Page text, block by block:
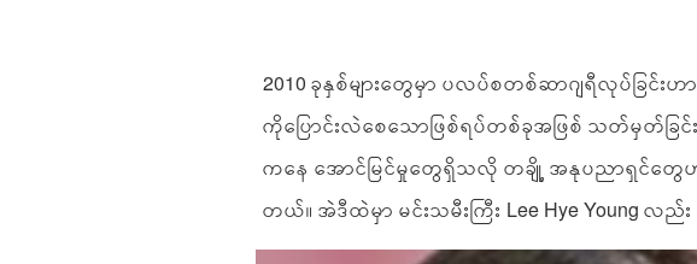
2010 ခုနှစ်များတွေမှာ ပလပ်စတစ်ဆာဂျရီလုပ်ခြ
ကိုပြောင်းလဲစေသောဖြစ်ရပ်တစ်ခုအဖြစ် သတ်မှတ်ခြင်
ကနေ အောင်မြင်မှုတွေရှိသလို တချို့ အနုပညာရှင်တွေ
တယ်။ အဲဒီထဲမှာ မင်းသမီးကြီး Lee Hye Young လည်